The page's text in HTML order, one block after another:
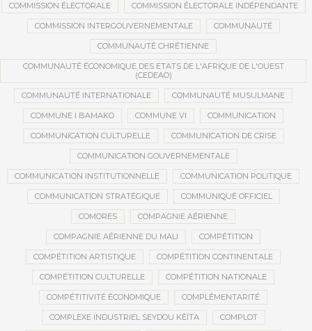
COMMISSION ÉLECTORALE COMMISSION ÉLECTORALE INDÉPENDANTE
COMMISSION INTERGOUVERNEMENTALE COMMUNAUTÉ
COMMUNAUTÉ CHRÉTIENNE
COMMUNAUTÉ ÉCONOMIQUE DES ETATS DE L'AFRIQUE DE L'OUEST
(CEDEAO)
COMMUNAUTÉ INTERNATIONALE COMMUNAUTÉ MUSULMANE
COMMUNE I BAMAKO COMMUNE VI COMMUNICATION
COMMUNICATION CULTURELLE COMMUNICATION DE CRISE
COMMUNICATION GOUVERNEMENTALE
COMMUNICATION INSTITUTIONNELLE COMMUNICATION POLITIQUE
COMMUNICATION STRATÉGIQUE COMMUNIQUÉ OFFICIEL
COMORES COMPAGNIE AÉRIENNE
COMPAGNIE AÉRIENNE DU MALI COMPÉTITION
COMPÉTITION ARTISTIQUE COMPÉTITION CONTINENTALE
COMPÉTITION CULTURELLE COMPÉTITION NATIONALE
COMPÉTITIVITÉ ÉCONOMIQUE COMPLÉMENTARITÉ
COMPLEXE INDUSTRIEL SEYDOU KÉÏTA COMPLOT